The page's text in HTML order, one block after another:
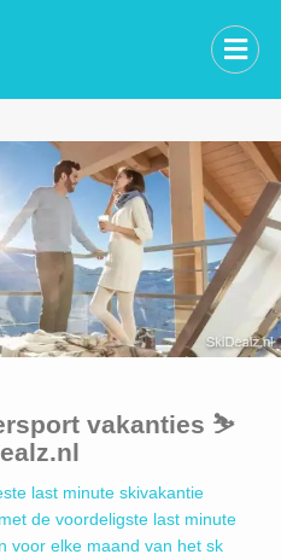
vakanties ⛷️
last minute skivakantie
de voordeligste last minute
voor elke maand van het sk